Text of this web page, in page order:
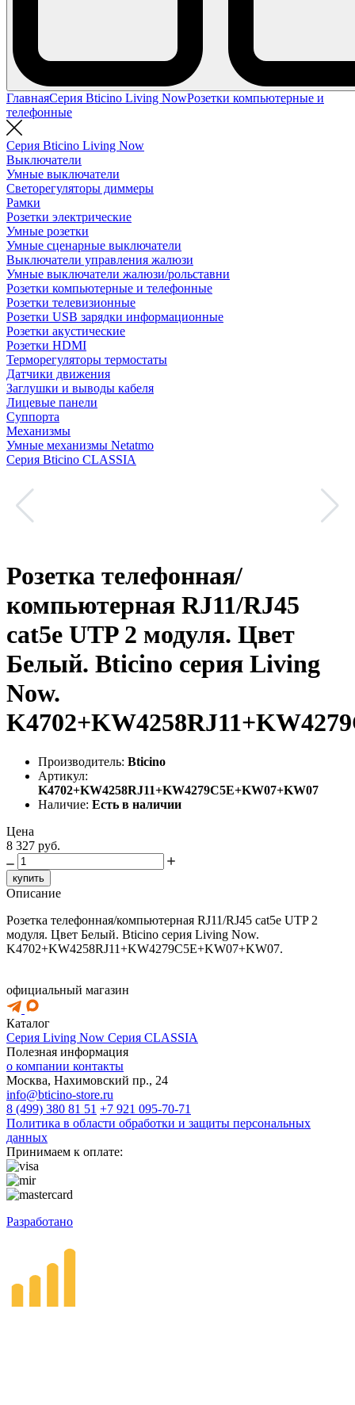
ГлавнаяСерия Bticino Living NowРозетки компьютерные и
телефонные
Серия Bticino Living Now
Выключатели
Умные выключатели
Светорегуляторы диммеры
Рамки
Розетки электрические
Умные розетки
Умные сценарные выключатели
Выключатели управления жалюзи
Умные выключатели жалюзи/рольставни
Розетки компьютерные и телефонные
Розетки телевизионные
Розетки USB зарядки информационные
Розетки акустические
Розетки HDMI
Терморегуляторы термостаты
Датчики движения
Заглушки и выводы кабеля
Лицевые панели
Суппорта
Механизмы
Умные механизмы Netatmo
Серия Bticino CLASSIA
Розетка телефонная/
компьютерная RJ11/RJ45
cat5e UTP 2 модуля. Цвет
Белый. Bticino серия Living
Now.
Производитель: Bticino
Артикул:
K4702+KW4258RJ11+KW4279C5E+KW07+KW07
Наличие: Есть в наличии
Цена
8 327 руб.
купить
Описание
Розетка телефонная/компьютерная RJ11/RJ45 cat5e UTP 2
модуля. Цвет Белый. Bticino серия Living Now.
K4702+KW4258RJ11+KW4279C5E+KW07+KW07.
официальный магазин
Каталог
Серия Living Now Серия CLASSIA
Полезная информация
о компании контакты
Москва, Нахимовский пр., 24
info@bticino-store.ru
8 (499) 380 81 51 +7 921 095-70-71
Политика в области обработки и защиты персональных
данных
Принимаем к оплате:
Разработано